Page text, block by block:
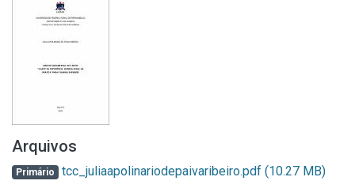
Arquivos
Primário tcc_juliaapolinariodepaivaribeiro.pdf (10.27 MB)